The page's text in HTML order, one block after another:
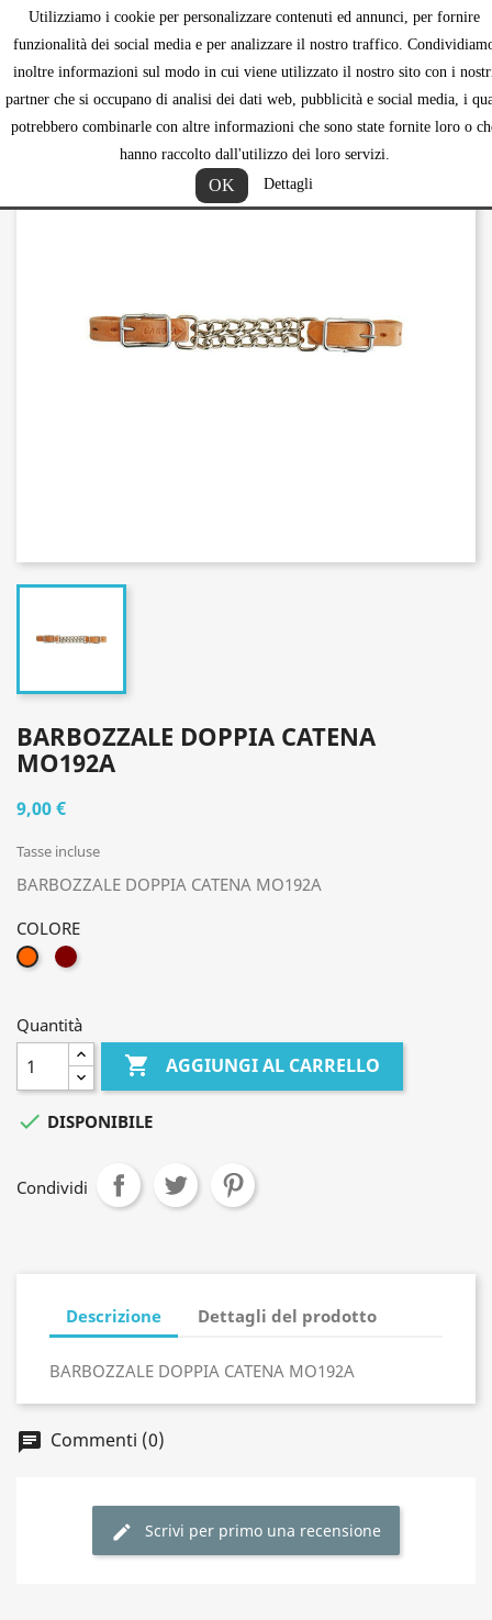
Utilizziamo i cookie per personalizzare contenuti ed annunci, per fornire
funzionalità dei social media e per analizzare il nostro traffico.
inoltre informazioni sul modo in cui viene utilizzato il nostro sito con i
partner che si occupano di analisi dei dati web, pubblicità e social media, i
potrebbero combinarle con altre informazioni che sono state fornite loro o
hanno raccolto dall'utilizzo dei loro servizi.
OK Dettagli

BARBOZZALE DOPPIA CATENA
MO192A
9,00 €
Tasse incluse
BARBOZZALE DOPPIA CATENA MO192A
COLORE
COGNACT.MORO
Quantità
 AGGIUNGI AL CARRELLO
 DISPONIBILE
Condividi
Descrizione Dettagli del prodotto
BARBOZZALE DOPPIA CATENA MO192A
Commenti (0)
Scrivi per primo una recensione